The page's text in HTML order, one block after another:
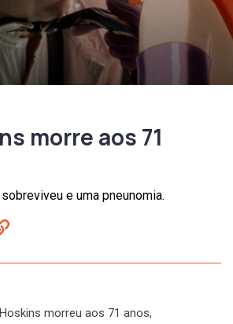
morre aos 71
e uma pneunomia.
morreu aos 71 anos,